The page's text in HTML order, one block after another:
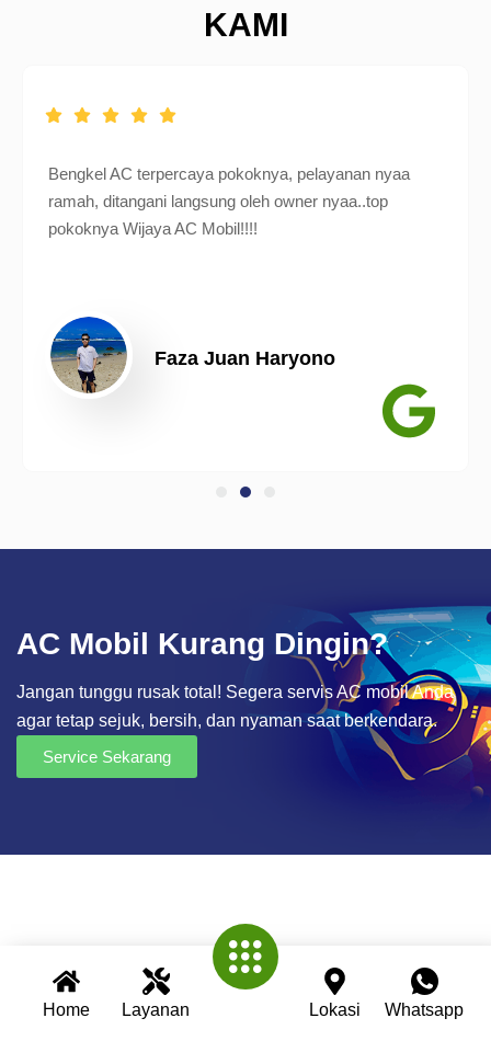
Home Layanan Lokasi Whatsapp
KAMI
Bengkel AC terpercaya pokoknya, pelayanan nyaa
ramah, ditangani langsung oleh owner nyaa..top
pokoknya Wijaya AC Mobil!!!!
Faza Juan Haryono
AC Mobil Kurang Dingin?
Jangan tunggu rusak total! Segera servis AC mobil Anda
agar tetap sejuk, bersih, dan nyaman saat berkendara.
Service Sekarang